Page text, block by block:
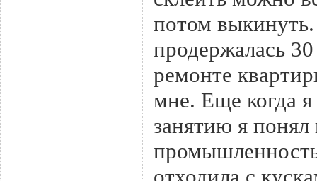
потом
продержалась
ремонте
мне. Еще когда я
занятию я